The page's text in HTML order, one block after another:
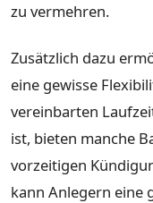
zu vermehren.
Zusätzlich dazu
eine gewisse
vereinbarten
ist, bieten manche
vorzeitigen
kann Anlegern eine